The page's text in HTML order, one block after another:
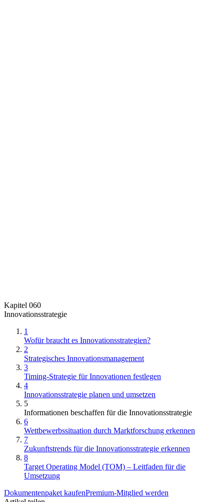
Kapitel 060
Innovationsstrategie
1
Wofür braucht es Innovationsstrategien?
2
Strategisches Innovationsmanagement
3
Timing-Strategie für Innovationen festlegen
4
Innovationsstrategie planen und umsetzen
5
Informationen beschaffen für die Innovationsstrategie
6
Wettbewerbssituation durch Marktforschung erkennen
7
Zukunftstrends für die Innovationsstrategie erkennen
8
Target Operating Model (TOM) – Leitfaden für die
Umsetzung
Dokumentenpaket kaufenPremium-Mitglied werden